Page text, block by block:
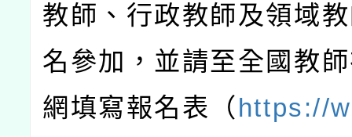
教師、行政教師及領域
名參加，並請至全國教
網填寫報名表（ https://